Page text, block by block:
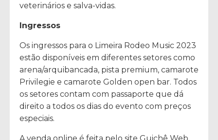
veterinários e salva-vidas.
Ingressos
Os ingressos para o Limeira Rodeo Music 2023
estão disponíveis em diferentes setores como
arena/arquibancada, pista premium, camarote
Privilegie e camarote Golden open bar. Todos
os setores contam com passaporte que dá
direito a todos os dias do evento com preços
especiais.